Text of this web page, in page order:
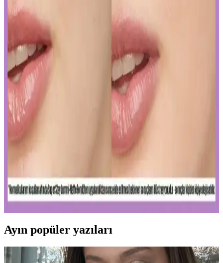
Seçimi ve Uygulama Yöntemleri
Gözaltı kapatıcısı seçimi ve uygulama teknikleriyle doğal görünüm
yakalamak için hafif ürünler ve doğru uygulama yöntemleri
önemlidir. İnce katmanlar ve uygun tonlar ile göz altlarınızda doğal
parlaklık sağlayabilirsiniz.
Ağız Bakımı ve Hijyenin Temel Unsurları: Günlük
Diş Temizliği ve Koruyucu Ürünler
Diş macunu ve diş fırçası, ağız hijyeninin temel taşlarıdır. Florür
içeren ürünler dişleri güçlendirir, düzenli kullanım sağlıklı gülüşler
sağlar.
Uzun Süre Kalıcı ve Doğal Mat Fondötenler:
Günlük Kullanım İçin En İyi Seçenekler ve İpuçları
dayanıklı formülleriyle gün boyu tazelik sağlar. Cilt tipine uygun
seçenekler ve doğru uygulama ipuçlarıyla makyajınızı
mükemmelleştirin.
Ayın popüler yazıları